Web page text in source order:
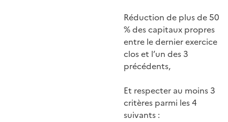
Réduction de plus de 50
% des capitaux propres
entre le dernier exercice
clos et l’un des 3
précédents,
Et respecter au moins 3
critères parmi les 4
suivants :